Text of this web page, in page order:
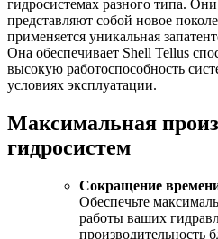
гидросистемах разного типа.
представляют собой новое
применяется уникальная
Она обеспечивает Shell Tellus
высокую работоспособность
условиях эксплуатации.
Максимальная
гидросистем
Сокращение
Обеспечьте
работы ваших
производительность